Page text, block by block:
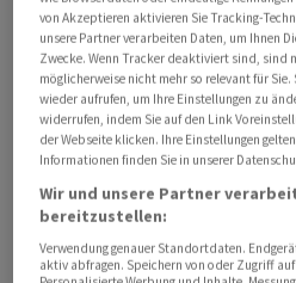
Das Start-up mit Sitz in
finanziellen Anforderungen für
einzigen Umgebung
separaten Mitteilung: Nämlich
Zahlungsverkehr,
und Lohnabrechnung.
awp-robot/tp
von Akzeptieren aktivieren Sie Tracking-
unsere Partner verarbeiten Daten, um Ihnen
Zwecke. Wenn Tracker deaktiviert sind, sind
möglicherweise nicht mehr so relevant für
wieder aufrufen, um Ihre Einstellungen zu
widerrufen, indem Sie auf den Link
der Webseite klicken. Ihre Einstellungen
Informationen finden Sie in unserer
Wir und unsere Partner
bereitzustellen:
Verwendung genauer Standortdaten.
aktiv abfragen. Speichern von oder Zugriff